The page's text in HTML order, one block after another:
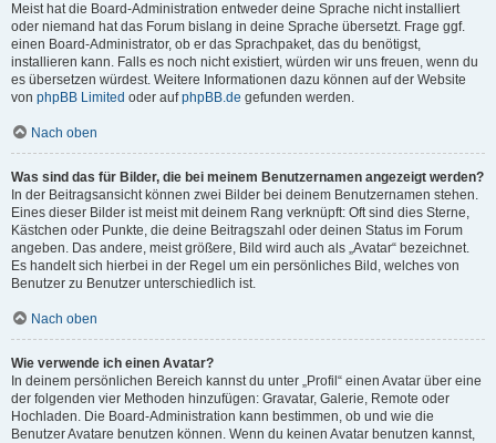
Meist hat die Board-Administration entweder deine Sprache nicht installiert
oder niemand hat das Forum bislang in deine Sprache übersetzt. Frage ggf.
einen Board-Administrator, ob er das Sprachpaket, das du benötigst,
installieren kann. Falls es noch nicht existiert, würden wir uns freuen, wenn du
es übersetzen würdest. Weitere Informationen dazu können auf der Website
von phpBB Limited oder aufphpBB.de gefunden werden.
Nach oben
Was sind das für Bilder, die bei meinem Benutzernamen angezeigt werden?
In der Beitragsansicht können zwei Bilder bei deinem Benutzernamen stehen.
Eines dieser Bilder ist meist mit deinem Rang verknüpft: Oft sind dies Sterne,
Kästchen oder Punkte, die deine Beitragszahl oder deinen Status im Forum
angeben. Das andere, meist größere, Bild wird auch als „Avatar“ bezeichnet.
Es handelt sich hierbei in der Regel um ein persönliches Bild, welches von
Benutzer zu Benutzer unterschiedlich ist.
Nach oben
Wie verwende ich einen Avatar?
In deinem persönlichen Bereich kannst du unter „Profil“ einen Avatar über eine
der folgenden vier Methoden hinzufügen: Gravatar, Galerie, Remote oder
Hochladen. Die Board-Administration kann bestimmen, ob und wie die
Benutzer Avatare benutzen können. Wenn du keinen Avatar benutzen kannst,